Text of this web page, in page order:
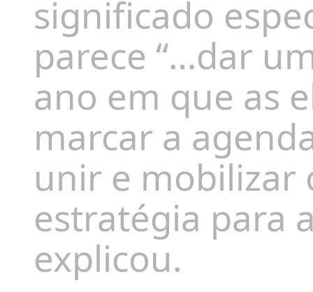
significado
parece “…dar
ano em que as
marcar a
unir e
estratégia para
explicou.